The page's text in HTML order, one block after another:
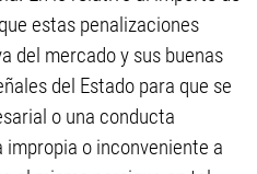
estas penalizaciones
del mercado y sus buenas
del Estado para que se
o una conducta
o inconveniente a